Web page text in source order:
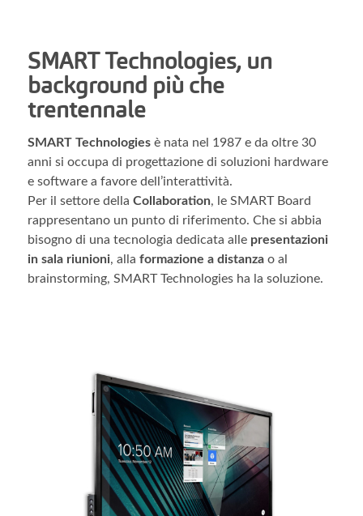
SMART Technologies, un
background più che
trentennale
SMART Technologiesè nata nel 1987 e da oltre 30
anni si occupa di progettazione di soluzioni hardware
e software a favore dell’interattività.
Per il settore della Collaboration, le SMART Board
rappresentano un punto di riferimento. Che si abbia
bisogno di una tecnologia dedicata alle presentazioni
in sala riunioni, alla formazione a distanzao al
brainstorming, SMART Technologies ha la soluzione.